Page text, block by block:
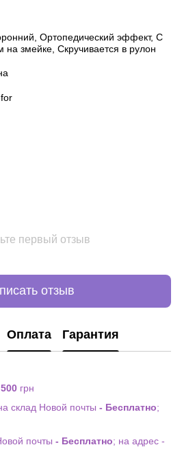
Ортопедический эффект, С
на змейке Скручивается в рулон
первый отзыв
отзыв
Оплата Гарантия
500 грн
склад Новой почты - Бесплатно;
почты - Бесплатно; на адрес -